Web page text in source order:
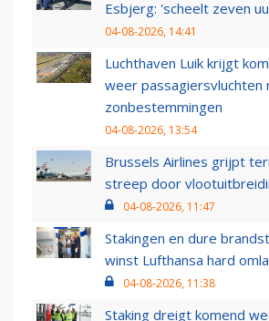
Esbjerg: 'scheelt zeven
04-08-2026, 14:41
Luchthaven Luik krijgt
weer passagiersvluchten
zonbestemmingen
04-08-2026, 13:54
Brussels Airlines grijpt
streep door
04-08-2026, 11:47
Stakingen en dure
winst Lufthansa hard
04-08-2026, 11:38
Staking dreigt komend